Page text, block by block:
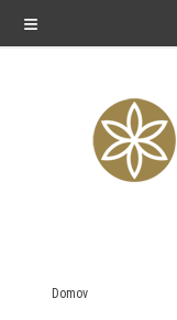
≡
razstave
Domov